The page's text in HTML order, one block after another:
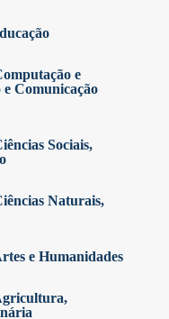
e
Comunicação
Sociais,
Naturais,
e Humanidades